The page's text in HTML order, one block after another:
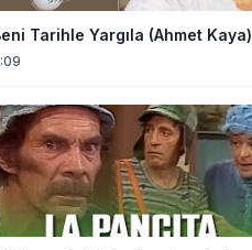
Tarihle Yargıla (Ahmet Kaya)